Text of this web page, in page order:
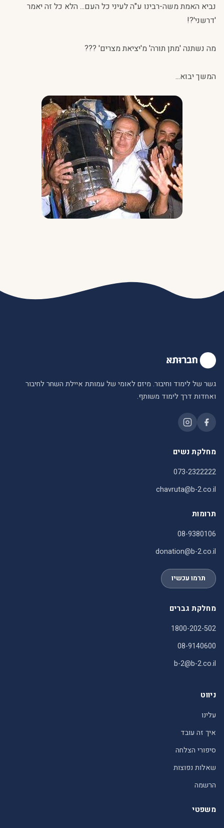
נביא האמת משה-רבינו ע"ה לעיני כל העם... הלא כל זה יאמר
'דרשני'?!
מה נשתנה 'מתן תורה' מ'יציאת מצרים' ???
המשך יבוא...
גשר של לימוד וחיבור. מיזם לאומי של עמותת איילת השחר לחיבור
ואחדות דרך לימוד משותף.
מחלקת נשים
073-2322222
chavruta@b-2.co.il
תרומות
08-9380106
donation@b-2.co.il
תרמו עכשיו
מחלקת גברים
1800-202-502
08-9140600
b-2@b-2.co.il
ניווט
עלינו
איך זה עובד
סיפורי הצלחה
שאלות נפוצות
הרשמה
משפטי